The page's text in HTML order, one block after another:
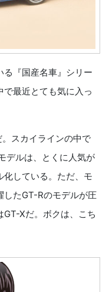
『国産名車』シリー
最近とても気に入っ
スカイラインの中で
デルは、とくに人気が
している。ただ、モ
したGT-Rのモデルが圧
Xだ。ボクは、こち